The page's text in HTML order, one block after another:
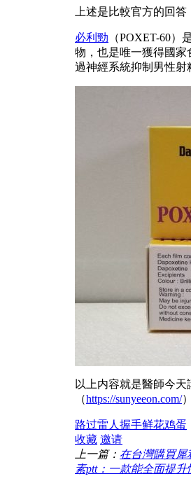
上述是比較官方的回
必利勁 （POXET-60
物，也是唯一獲得國
過神經系統抑制男性射
以上内容就是醫師今
（https://sunyeeon.com/）
路过雷人 握手鲜花鸡蛋
收藏 邀请
上一篇： 在台灣購買犀
素ptt：一款能全面提升